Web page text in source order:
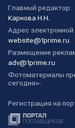
Главный редактор:
Карнова Н.Н.
Адрес
website@1prime.ru
Размещение
adv@1prime.ru
Фотоматериалы
сегодня».
Регистрация на